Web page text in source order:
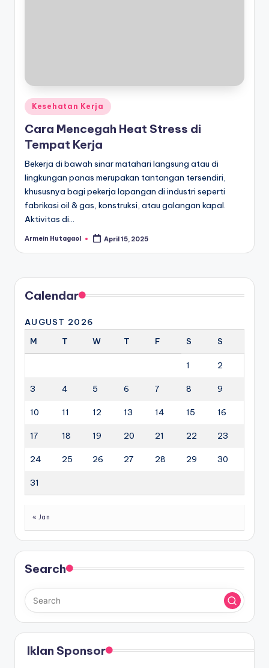
Posted
in
Kesehatan Kerja
Cara Mencegah Heat Stress di
Tempat Kerja
Bekerja di bawah sinar matahari langsung atau di
lingkungan panas merupakan tantangan tersendiri,
khususnya bagi pekerja lapangan di industri seperti
fabrikasi oil & gas, konstruksi, atau galangan kapal.
Aktivitas di…
Posted
Armein Hutagaol April 15, 2025
Calendar
AUGUST 2026
M
T W T F S S
1 2
3 4 5 6 7 8 9
10 11 12 13 14 15 16
17 18 19 20 21 22 23
24 25 26 27 28 29 30
31
« Jan
Search
Iklan Sponsor